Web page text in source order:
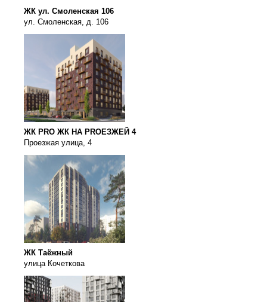
ЖК ул. Смоленская 106
ул. Смоленская, д. 106
ЖК PRO ЖК НА PROЕЗЖЕЙ 4
Проезжая улица, 4
ЖК Таёжный
улица Кочеткова